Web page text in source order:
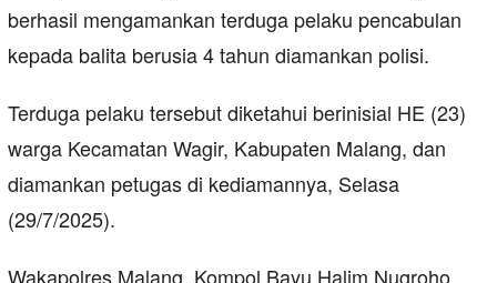
berhasil mengamankan terduga pelaku pencabulan
kepada balita berusia 4 tahun diamankan polisi.
Terduga pelaku tersebut diketahui berinisial HE (23)
warga Kecamatan Wagir, Kabupaten Malang, dan
diamankan petugas di kediamannya, Selasa
(29/7/2025).
Wakapolres Malang, Kompol Bayu Halim Nugroho